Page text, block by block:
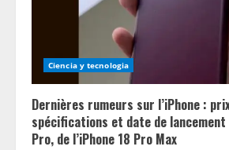
Ciencia y tecnologia
Dernières rumeurs sur l’iPhone :
spécifications et date de lancement
Pro, de l’iPhone 18 Pro Max